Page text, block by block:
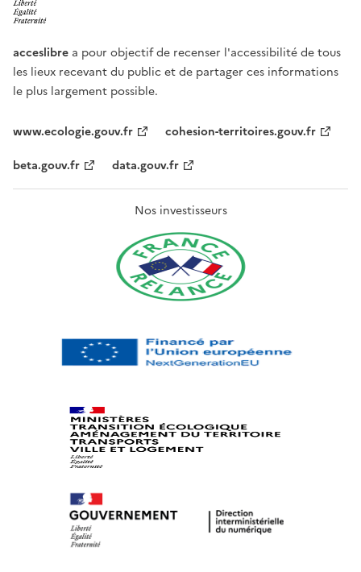
acceslibre a pour objectif de recenser l'accessibilité de tous
les lieux recevant du public et de partager ces informations
le plus largement possible.
www.ecologie.gouv.fr
cohesion-territoires.gouv.fr
beta.gouv.fr
data.gouv.fr
Nos investisseurs